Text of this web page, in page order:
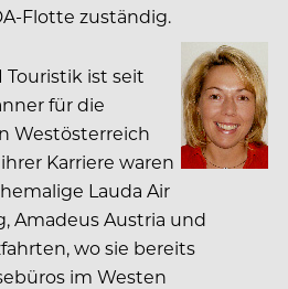
Flotte zuständig.
Touristik ist seit
für die
Westösterreich
Karriere waren
Lauda Air
Amadeus Austria und
wo sie bereits
im Westen